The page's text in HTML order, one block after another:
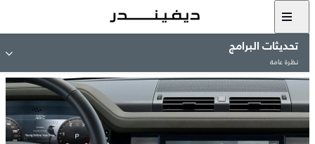
تحديثات البرامج
نظرة عامة